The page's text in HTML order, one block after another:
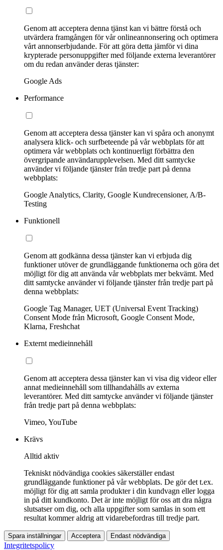
Genom att acceptera denna tjänst kan vi bättre förstå och
utvärdera framgången för vår onlineannonsering och optimera
vårt annonserbjudande. För att göra detta jämför vi dina
krypterade personuppgifter med följande externa leverantörer
om du redan använder deras tjänster:
Google Ads
Performance
Genom att acceptera dessa tjänster kan vi spåra och anonymt
analysera klick- och surfbeteende på vår webbplats för att
optimera vår webbplats och kontinuerligt förbättra den
övergripande användarupplevelsen. Med ditt samtycke
använder vi följande tjänster från tredje part på denna
webbplats:
Google Analytics, Clarity, Google Kundrecensioner, A/B-
Testing
Funktionell
Genom att godkänna dessa tjänster kan vi erbjuda dig
funktioner utöver de grundläggande funktionerna och göra det
möjligt för dig att använda vår webbplats mer bekvämt. Med
ditt samtycke använder vi följande tjänster från tredje part på
denna webbplats:
Google Tag Manager, UET (Universal Event Tracking)
Consent Mode från Microsoft, Google Consent Mode,
Klarna, Freshchat
Externt medieinnehåll
Genom att acceptera dessa tjänster kan vi visa dig videor eller
annat medieinnehåll som tillhandahålls av externa
leverantörer. Med ditt samtycke använder vi följande tjänster
från tredje part på denna webbplats:
Vimeo, YouTube
Krävs
Alltid aktiv
Tekniskt nödvändiga cookies säkerställer endast
grundläggande funktioner på vår webbplats. De gör det t.ex.
möjligt för dig att samla produkter i din kundvagn eller logga
in på ditt kundkonto. Det är inte möjligt för oss att dra några
slutsatser om dig, och alla uppgifter som samlas in som ett
resultat kommer aldrig att vidarebefordras till tredje part.
Spara inställningar Acceptera Endast nödvändiga
Integritetspolicy